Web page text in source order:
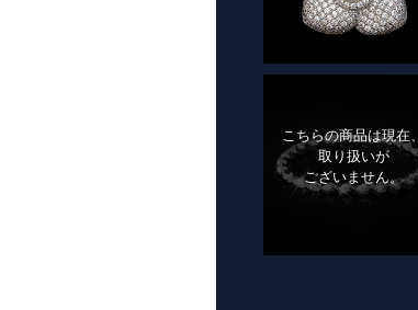
こちらの商品は現在、
取り扱いが
ございません。